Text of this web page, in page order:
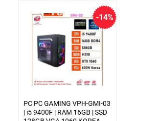
-14%
PC PC GAMING VPH-GMI-03
| i5 9400F | RAM 16GB | SSD